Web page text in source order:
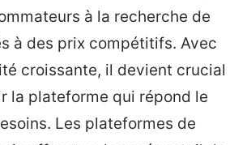
à la recherche de
à des prix compétitifs. Avec
croissante, il devient crucial
la plateforme qui répond le
Les plateformes de